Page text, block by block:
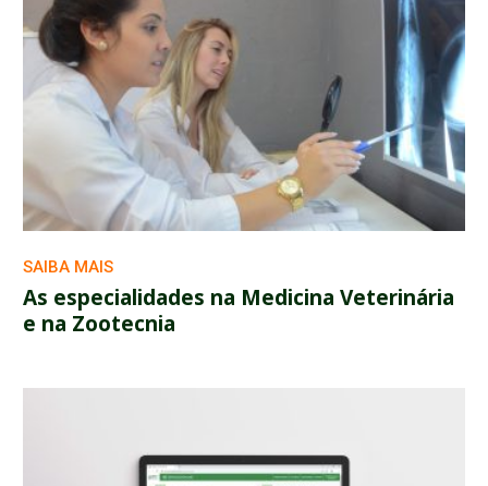
SAIBA MAIS
As especialidades na Medicina Veterinária
e na Zootecnia